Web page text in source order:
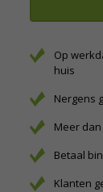
Op
huis
Nergens
Meer
Betaal
Klanten